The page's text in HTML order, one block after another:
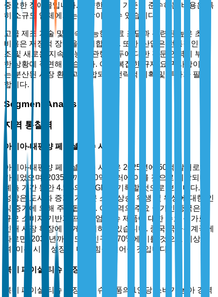
중요한 장애물입니다. 다양한 국제 기준을 준수하는 비용은 특
히 소규모 업체에게는 부담이 될 수 있습니다.
고급 제조 기술 및 지속 가능한 재료 조달과 관련된 높은 초기
비용은 재정적 장벽을 제시합니다. 또한, 산업은 전통적인 제
조 및 새로운 지속 가능한 관행 모두에 대한 전문 인력이 부족
한 상황에 직면해 있습니다. 이는 복잡한 규제 요구 사항이 있
는 분산된 시장 환경과 결합되어 전략적 계획 및 투자가 필요
합니다.
Segment Analysis
지역 통찰력
아시아-태평양 페이셜 티슈 시장
아시아-태평양 페이셜 티슈 시장은 2025년에 50억 달러로 평
가되었으며, 2035년까지 80억 달러에 이를 것으로 예상되며,
예측 기간 동안 4.5%의 CAGR을 기록할 것으로 보입니다. 이
성장은 도시화 증가, 가처분 소득 상승, 위생 및 위생에 대한 인
식 증가에 의해 주도됩니다. 이 지역의 주요 국가인 중국은 대
규모 소비자 기반과 프리미엄 티슈 제품에 대한 수요 증가로
인해 시장 확장에 크게 기여하고 있습니다. 중국 국가통계국에
따르면, 2035년까지 도시 인구가 70%에 이를 것으로 예상되
며, 이는 시장 성장에 더욱 힘을 실어줄 것입니다.
북미 페이셜 티슈 시장
북미 페이셜 티슈 시장은 티슈 제품의 1인당 소비가 높아 강력